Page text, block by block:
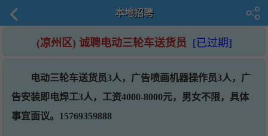
本地招聘
(凉州区) 诚聘电动三轮车送货员 [已过期]
电动三轮车送货员3人，广告喷画机器操作员3人，广
告安装即电焊工3人，工资4000-8000元，男女不限，具体
事宜面议。15769359888